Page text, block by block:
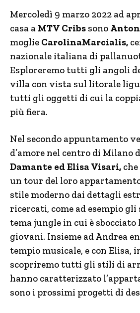
Mercoledì 9 marzo 2022 ad
casa a MTV Cribs sono
moglie CarolinaMarcialis,
nazionale italiana di
Esploreremo tutti gli angoli
villa con vista sul litorale
tutti gli oggetti di cui la
più fiera.
Nel secondo appuntamento
d’amore nel centro di Milano
Damante ed Elisa Visari,
un tour del loro
stile moderno dai dettagli
ricercati, come ad esempio gli
tema jungle in cui è sbocciato
giovani. Insieme ad Andrea
tempio musicale, e con Elisa,
scopriremo tutti gli stili di
hanno caratterizzato
sono i prossimi progetti di